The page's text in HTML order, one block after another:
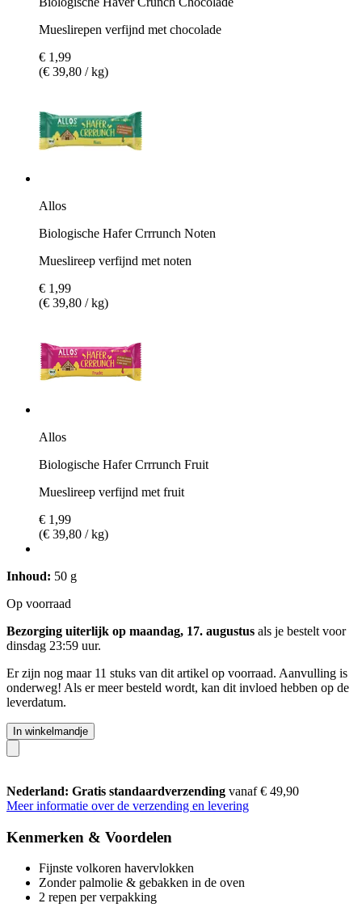
Mueslirepen verfijnd met chocolade
€ 1,99
(€ 39,80 / kg)
Allos
Biologische Hafer Crrrunch Noten
Mueslireep verfijnd met noten
€ 1,99
(€ 39,80 / kg)
Allos
Biologische Hafer Crrrunch Fruit
Mueslireep verfijnd met fruit
€ 1,99
(€ 39,80 / kg)
Inhoud: 50 g
Op voorraad
Bezorging uiterlijk op maandag, 17. augustus als je bestelt voor
dinsdag 23:59 uur.
Er zijn nog maar 11 stuks van dit artikel op voorraad. Aanvulling is
onderweg! Als er meer besteld wordt, kan dit invloed hebben op de
leverdatum.
In winkelmandje
Nederland: Gratis standaardverzending vanaf € 49,90
Meer informatie over de verzending en levering
Kenmerken & Voordelen
Fijnste volkoren havervlokken
Zonder palmolie & gebakken in de oven
2 repen per verpakking